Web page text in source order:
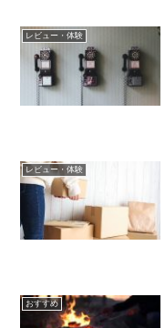
レビュー・体験
レビュー・体験
おすすめ